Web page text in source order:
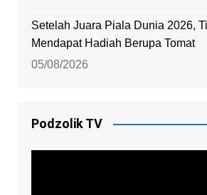
Setelah Juara Piala Dunia 2026,
Mendapat Hadiah Berupa Tomat
05/08/2026
Podzolik TV